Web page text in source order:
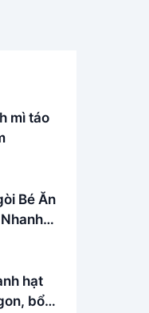
mì táo
Bé Ăn
hạt
bổ